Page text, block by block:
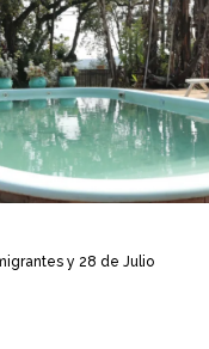
y 28 de Julio